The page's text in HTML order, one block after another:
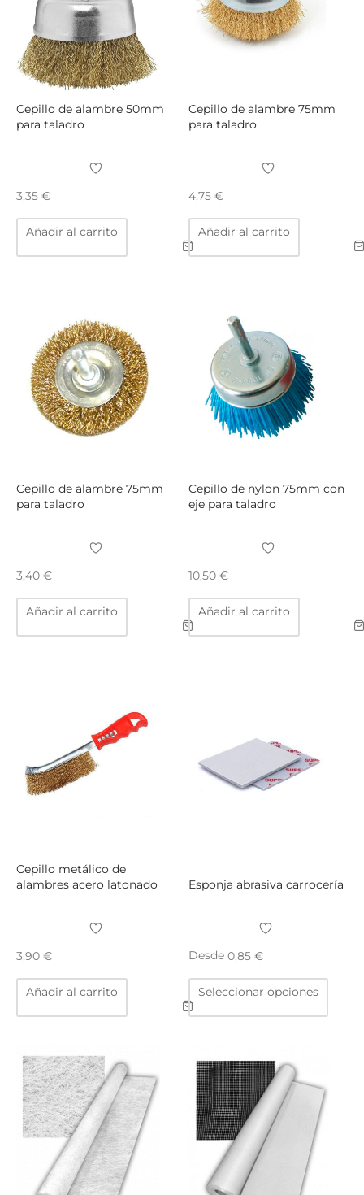
página
producto
Cepillo de alambre 50mm
para taladro
3,35 €
Añadir al carrito
Cepillo de alambre 75mm
para taladro
4,75 €
Añadir al carrito
Cepillo de alambre 75mm
para taladro
3,40 €
Añadir al carrito
Cepillo de nylon 75mm con
eje para taladro
10,50 €
Añadir al carrito
Cepillo metálico de
alambres acero latonado
3,90 €
Añadir al carrito
Esponja abrasiva carrocería
Desde 0,85 €
Seleccionar opciones
Este
tiene